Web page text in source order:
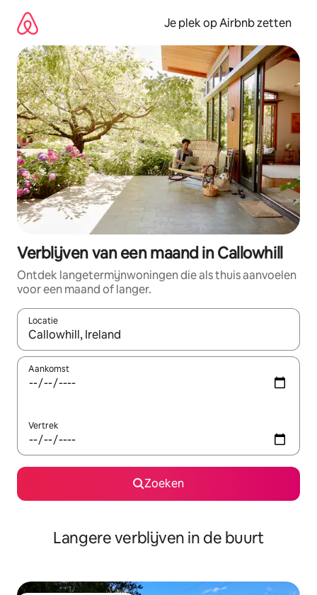
direct
naar
inhoud
Je plek op Airbnb zetten
Verblijven van een maand in Callowhill
Ontdek langetermijnwoningen die als thuis aanvoelen
voor een maand of langer.
Locatie
Wanneer er resultaten beschikbaar zijn, maak je een keuze
Aankomst
Vertrek
Zoeken
Langere verblijven in de buurt